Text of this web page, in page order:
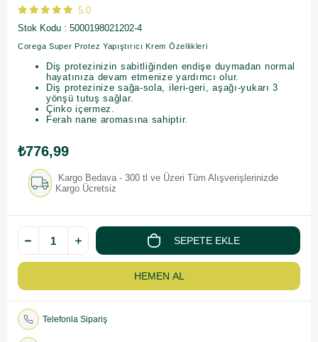
5.0
Stok Kodu
5000198021202-4
Corega Super Protez Yapıştırıcı Krem Özellikleri
Diş protezinizin sabitliğinden endişe duymadan normal
hayatınıza devam etmenize yardımcı olur.
Diş protezinize sağa-sola, ileri-geri, aşağı-yukarı 3
yönşü tutuş sağlar.
Çinko içermez.
Ferah nane aromasına sahiptir.
₺776,99
Kargo Bedava - 300 tl ve Üzeri Tüm Alışverişlerinizde
Kargo Ücretsiz
Telefonla Sipariş